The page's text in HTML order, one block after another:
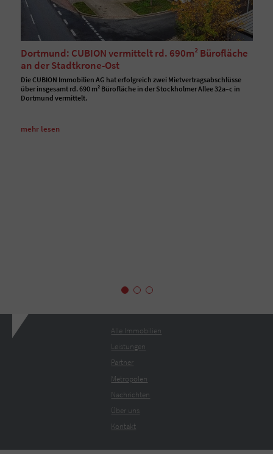
Dortmund: CUBION vermittelt rd. 690m² Bürofläche
an der Stadtkrone-Ost
Die CUBION Immobilien AG hat erfolgreich zwei Mietvertragsabschlüsse
über insgesamt rd. 690 m² Bürofläche in der Stockholmer Allee 32a–c in
Dortmund vermittelt.
mehr lesen
Alle Immobilien
Leistungen
Partner
Metropolen
Nachrichten
Über uns
Kontakt